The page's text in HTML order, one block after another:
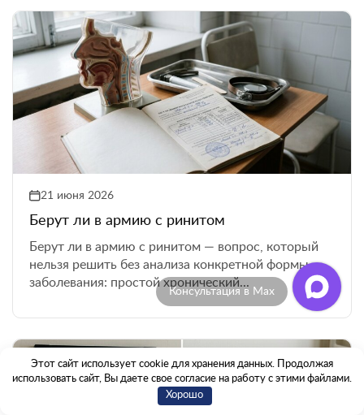
21 июня 2026
Берут ли в армию с ринитом
Берут ли в армию с ринитом — вопрос, который
нельзя решить без анализа конкретной формы
заболевания: простой хронический...
Отзывы клиентов
Этот сайт использует cookie для хранения данных. Продолжая
использовать сайт, Вы даете свое согласие на работу с этими файлами.
Хорошо